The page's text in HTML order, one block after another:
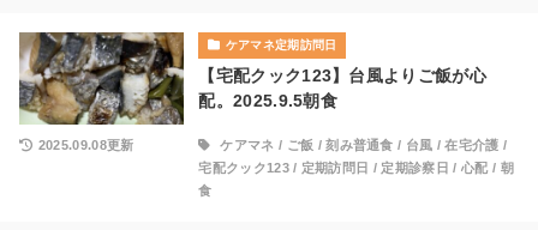
ケアマネ定期訪問日
【宅配クック123】台風よりご飯が心
配。2025.9.5朝食
2025.09.08更新 ケアマネ / ご飯 /刻み普通食 / 台風 /在宅介護 /
宅配クック123/ 定期訪問日 / 定期診察日 / 心配 / 朝
食